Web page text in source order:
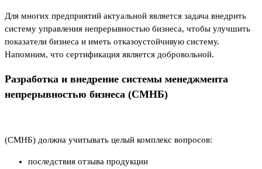
Для многих предприятий актуальной является задача внедрить
систему управления непрерывностью бизнеса, чтобы улучшить
показатели бизнеса и иметь отказоустойчивую систему.
Напомним, что сертификация является добровольной.
Разработка и внедрение системы менеджмента
непрерывностью бизнеса (СМНБ)
(СМНБ) должна учитывать целый комплекс вопросов:
последствия отзыва продукции